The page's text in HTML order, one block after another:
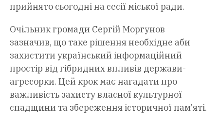
прийнято сьогодні на сесії міської ради.
Очільник громади Сергій Моргунов
зазначив, що таке рішення необхідне аби
захистити український інформаційний
простір від гібридних впливів держави-
агресорки. Цей крок має нагадати про
важливість захисту власної культурної
спадщини та збереження історичної пам’яті.